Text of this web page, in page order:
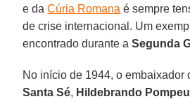
e daCúria Romana é sempre
de crise internacional. Um
encontrado durante aSegunda
No início de 1944, o embaixador
Santa Sé, Hildebrando